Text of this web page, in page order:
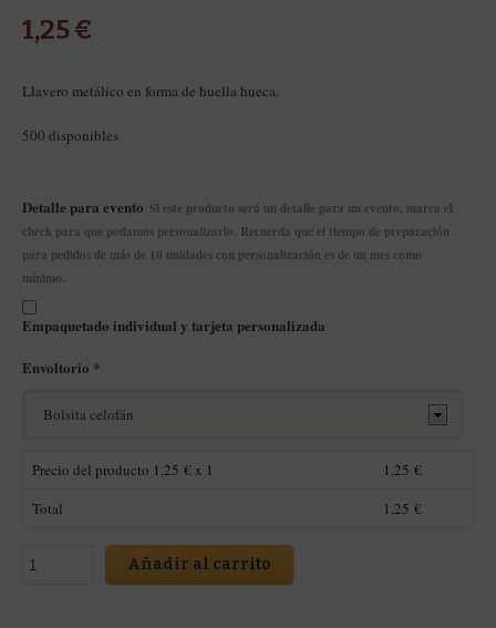
1,25€
Llavero metálico en forma de huella hueca.
500 disponibles
Detalle para evento Si este producto será un detalle para un evento, marca el
check para que podamos personalizarlo. Recuerda que el tiempo de preparación
para pedidos de más de 10 unidades con personalización es de un mes como
mínimo.
Empaquetado individual y tarjeta personalizada
Envoltorio *
Precio del producto 1,25 € x 1 1,25 €
Total
1,25 €
Añadir al carrito